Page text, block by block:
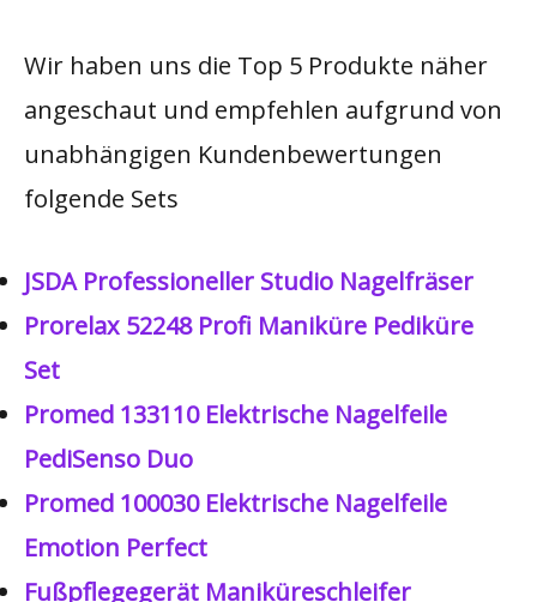
Wir haben uns die Top 5 Produkte näher
angeschaut und empfehlen aufgrund von
unabhängigen Kundenbewertungen
folgende Sets
JSDA Professioneller Studio Nagelfräser
Prorelax 52248 Profi Maniküre Pediküre
Set
Promed 133110 Elektrische Nagelfeile
PediSenso Duo
Promed 100030 Elektrische Nagelfeile
Emotion Perfect
Fußpflegegerät Maniküreschleifer